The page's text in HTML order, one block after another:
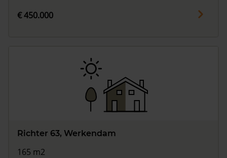
€ 450.000
Richter 63, Werkendam
165 m2